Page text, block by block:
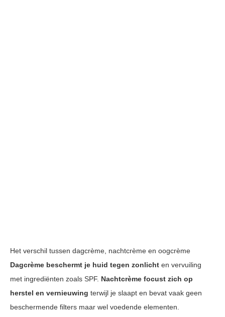
Het verschil tussen dagcrème, nachtcrème en oogcrème
Dagcrème beschermt je huid tegen zonlicht en vervuiling
met ingrediënten zoals SPF. Nachtcrème focust zich op
herstel en vernieuwing terwijl je slaapt en bevat vaak geen
beschermende filters maar wel voedende elementen.